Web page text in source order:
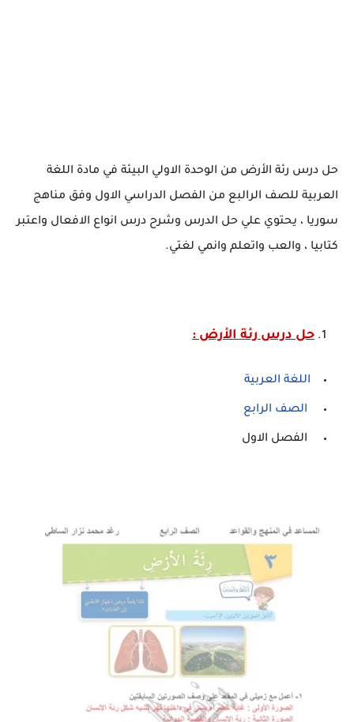
حل درس رئة الأرض من الوحدة الاولي البيئة في مادة اللغة
العربية للصف الرالبع من الفصل الدراسي الاول وفق مناهج
سوريا ، يحتوي علي حل الدرس وشرح درس انواع الافعال واعتبر
كتابيا ، والعب واتعلم وانمي لغتي.
حل درس رئة الأرض :
اللغة العربية
الصف الرابع
الفصل الاول